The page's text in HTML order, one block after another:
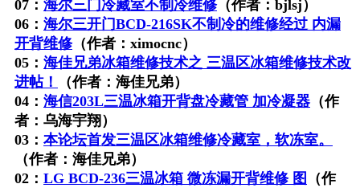
07： 海尔三门冷藏室不制冷维修（作者：bjlsj）
06： 海尔三开门BCD-216SK不制冷的维修经过 内漏
开背维修（作者：ximocnc）
05： 海佳兄弟冰箱维修技术之 三温区冰箱维修技术改
进帖！
（作者：海佳兄弟）
04： 海信203L三温冰箱开背盘冷藏管 加冷凝器 （作
者：乌海宇翔）
03： 本论坛首发三温区冰箱维修冷藏室，软冻室。
（作者：海佳兄弟）
02： LG BCD-236三温冰箱 微冻漏开背维修 图
（作